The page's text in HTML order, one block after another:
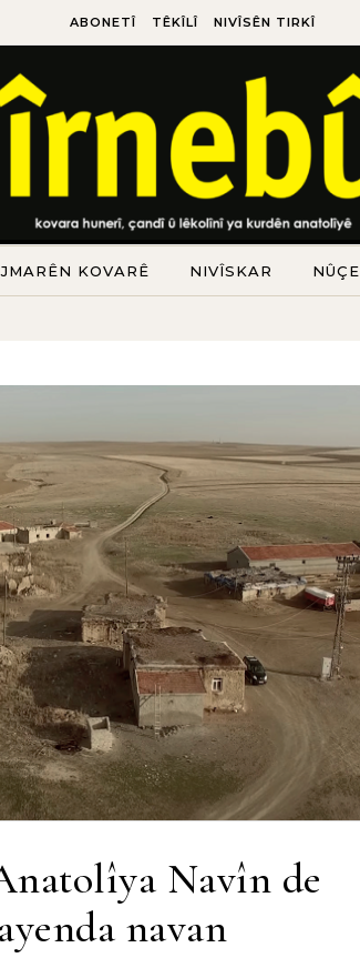
ABONETÎ TÊKÎLÎ NIVÎSÊN TIRKÎ
KOVARÊ NIVÎSKAR NÛÇE
Navîn de
navan